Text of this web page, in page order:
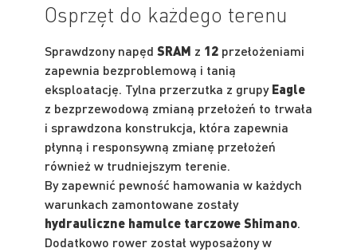
Osprzęt do każdego terenu
Sprawdzony napęd SRAM z 12 przełożeniami
zapewnia bezproblemową i tanią
eksploatację. Tylna przerzutka z grupyEagle
z bezprzewodową zmianą przełożeń to trwała
i sprawdzona konstrukcja, która zapewnia
płynną i responsywną zmianę przełożeń
również w trudniejszym terenie.
By zapewnić pewność hamowania w każdych
warunkach zamontowane zostały
hydrauliczne hamulce tarczowe Shimano.
Dodatkowo rower został wyposażony w